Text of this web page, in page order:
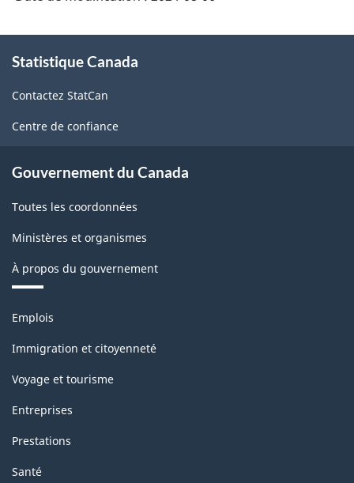
l'Amérique
du
Nord
(SCIAN)
2022
version
-
Structure
de
la
classification
propos
ce
site
Statistique Canada
Contactez StatCan
Centre de confiance
Gouvernement du Canada
Toutes les coordonnées
Ministères et organismes
À propos du gouvernement
Thèmes
sujets
Emplois
Immigration et citoyenneté
Voyage et tourisme
Entreprises
Prestations
Santé